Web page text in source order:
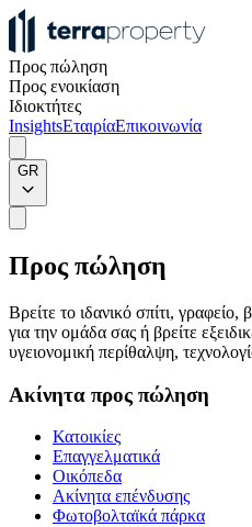
Προς πώληση
Προς ενοικίαση
Ιδιοκτήτες
InsightsΕταιρίαΕπικοινωνία
GR
Προς πώληση
Βρείτε το ιδανικό σπίτι,
για την ομάδα σας ή βρείτε
υγειονομική περίθαλψη,
Ακίνητα προς πώληση
Κατοικίες
Επαγγελματικά
Οικόπεδα
Ακίνητα επένδυσης
Φωτοβολταϊκά πάρκα